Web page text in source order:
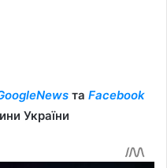
та Facebook
України